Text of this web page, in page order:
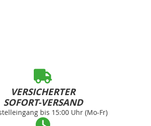
VERSICHERTER
SOFORT-VERSAND
bis 15:00 Uhr (Mo-Fr)